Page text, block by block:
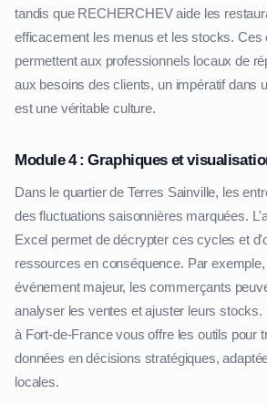
tandis que RECHERCHEV aide les
efficacement les menus et les stocks. Ces
permettent aux professionnels locaux de
aux besoins des clients, un impératif dans
est une véritable culture.
Module 4 : Graphiques et
Dans le quartier de Terres Sainville, les
des fluctuations saisonnières marquées.
Excel permet de décrypter ces cycles et
ressources en conséquence. Par
événement majeur, les commerçants
analyser les ventes et ajuster leurs
à Fort-de-France vous offre les outils pour
données en décisions stratégiques,
locales.